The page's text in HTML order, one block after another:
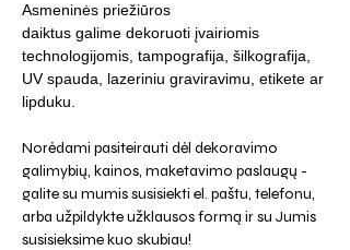
Asmeninės priežiūros
daiktus galime dekoruoti įvairiomis
technologijomis, tampografija, šilkografija,
UV spauda, lazeriniu graviravimu, etikete ar
lipduku.
Norėdami pasiteirauti dėl dekoravimo
galimybių, kainos, maketavimo paslaugų -
galite su mumis susisiekti el. paštu, telefonu,
arba užpildykte užklausos formą ir su Jumis
susisieksime kuo skubiau!